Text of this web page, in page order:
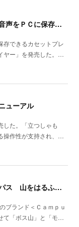
【流 通】ナカバヤシ カセットテープの音声をＰＣに保存できるプレイヤーを発売
存できるカセットプレ
ヤー」を発売した。…
ューアル
した。「立つしゃも
操作性が支持され、…
【流 通】コクヨ 学習用ふせん「キャンパス 山をはるふせん」発売
ブランド＜Ｃａｍｐｕ
て「ボス山」と「モ…